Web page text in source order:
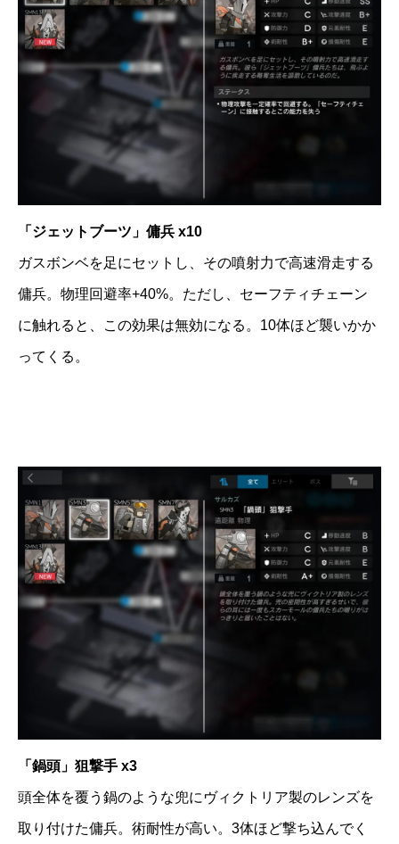
「ジェットブーツ」傭兵 x10
ガスボンベを足にセットし、その噴射力で高速滑走する
傭兵。物理回避率+40%。ただし、セーフティチェーン
に触れると、この効果は無効になる。10体ほど襲いかか
ってくる。
「鍋頭」狙撃手 x3
頭全体を覆う鍋のような兜にヴィクトリア製のレンズを
取り付けた傭兵。術耐性が高い。3体ほど撃ち込んでく